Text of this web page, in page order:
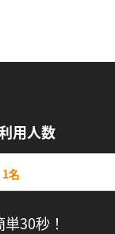
用人数
30秒！